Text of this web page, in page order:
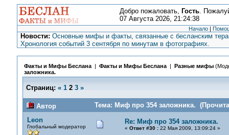
Добро пожаловать, Гость.
07 Августа 2026, 21:24:38
Начало |
Новости: Основные мифы и факты, связанные с бесланским
Хронология событий 3 сентября по минутам в фотографиях.
Факты и Мифы Беслана| Факты и Мифы Беслана| Разные мифы
заложника.
Страниц: « 1 2 3 »
Автор
Тема: Миф про 354 заложника.
Leon
Глобальный модератор
Re: Миф про 354 заложника.
« Ответ #30 :22 Мая 2009, 13:09:24 »